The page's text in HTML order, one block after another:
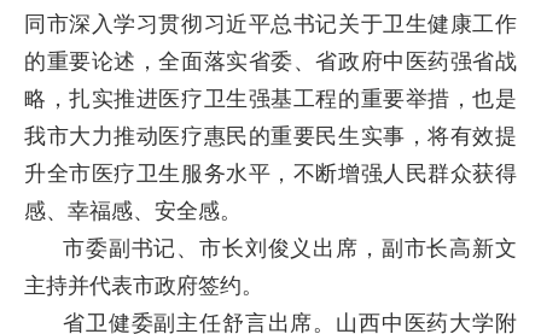
同市深入学习贯彻习近平总书记关于卫生健康工作
的重要论述，全面落实省委、省政府中医药强省战
略，扎实推进医疗卫生强基工程的重要举措，也是
我市大力推动医疗惠民的重要民生实事，将有效提
升全市医疗卫生服务水平，不断增强人民群众获得
感、幸福感、安全感。
市委副书记、市长刘俊义出席，副市长高新文
主持并代表市政府签约。
省卫健委副主任舒言出席。山西中医药大学附